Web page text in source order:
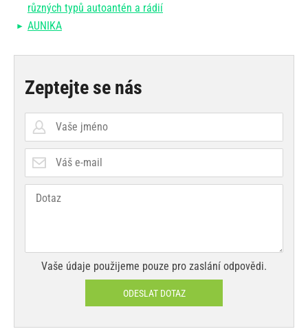
různých typů autoantén a rádií
AUNIKA
Zeptejte se nás
Vaše údaje použijeme pouze pro zaslání odpovědi.
ODESLAT DOTAZ